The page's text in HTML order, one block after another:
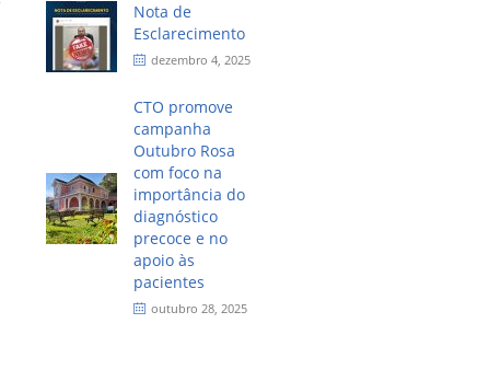
Nota de
Esclarecimento
dezembro 4, 2025
CTO promove
campanha
Outubro Rosa
com foco na
importância do
diagnóstico
precoce e no
apoio às
pacientes
outubro 28, 2025